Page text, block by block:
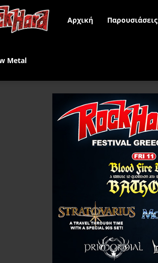
Rock
Αρχική Παρουσιάσεις
Metal